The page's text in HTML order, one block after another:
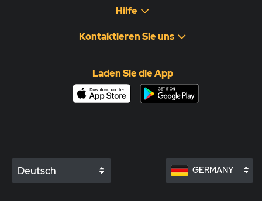
Hilfe
Kontaktieren Sie uns
Laden Sie die App
Deutsch GERMANY